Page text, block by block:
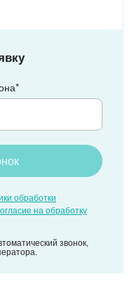
обработки
на обработку
звонок,